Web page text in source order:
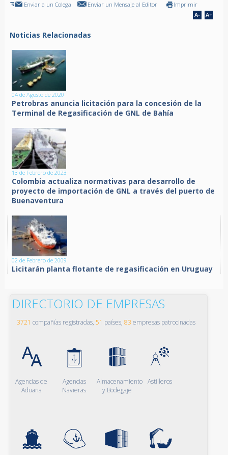
Enviar a un Colega Enviar un Mensaje al Editor Imprimir
Noticias Relacionadas
04 de Agosto de 2020
Petrobras anuncia licitación para la concesión de la
Terminal de Regasificación de GNL de Bahía
13 de Febrero de 2023
Colombia actualiza normativas para desarrollo de
proyecto de importación de GNL a través del puerto de
Buenaventura
02 de Febrero de 2009
Licitarán planta flotante de regasificación en Uruguay
DIRECTORIO DE EMPRESAS
3721 compañías registradas, 51 países, 83 empresas patrocinadas
Agencias de
Aduana
Agencias
Navieras
Almacenamiento
y Bodegaje
Astilleros